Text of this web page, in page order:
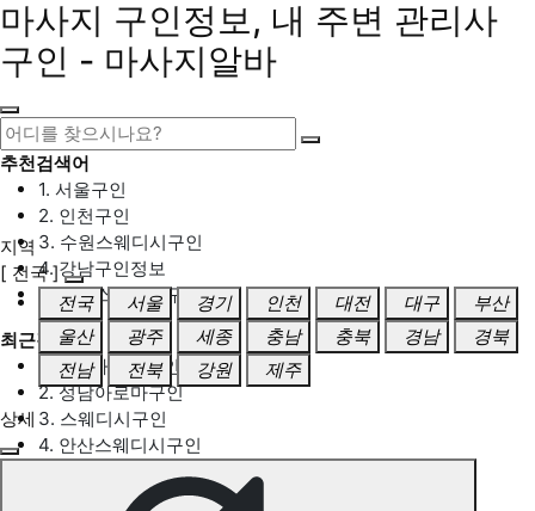
마사지 구인정보, 내 주변 관리사
구인 - 마사지알바
추천검색어
1. 서울구인
2. 인천구인
3. 수원스웨디시구인
4. 강남구인정보
5. 동탄스웨디시구인
최근검색어
1. 일산마사지구인
2. 성남아로마구인
3. 스웨디시구인
4. 안산스웨디시구인
지역
[ 전국 ]
전국
서울 경기 인천 대전 대구
부산
울산
광주 세종 충남 충북 경남
경북
전남
전북 강원 제주
상세